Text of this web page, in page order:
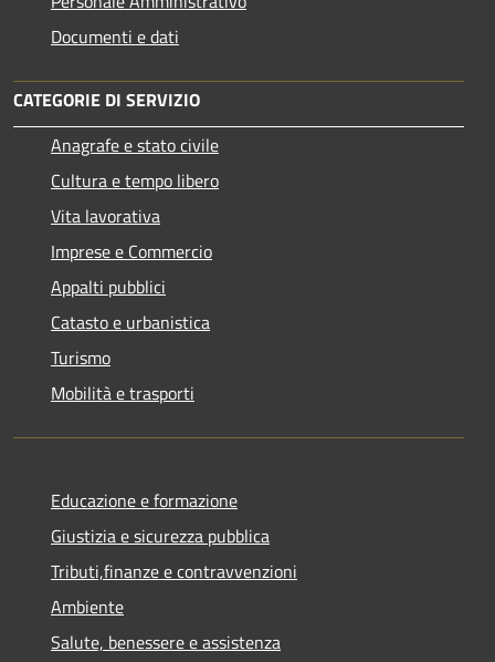
Documenti e dati
CATEGORIE DI SERVIZIO
Anagrafe e stato civile
Cultura e tempo libero
Vita lavorativa
Imprese e Commercio
Appalti pubblici
Catasto e urbanistica
Turismo
Mobilità e trasporti
Educazione e formazione
Giustizia e sicurezza pubblica
Tributi,finanze e contravvenzioni
Ambiente
Salute, benessere e assistenza